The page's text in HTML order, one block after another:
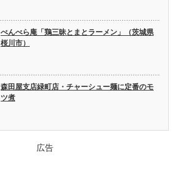
べんべら庵「鶏三昧とまとラーメン」（茨城県
桜川市）
森田屋支店緑町店・チャーシュー麺に定番のモ
ツ煮
広告